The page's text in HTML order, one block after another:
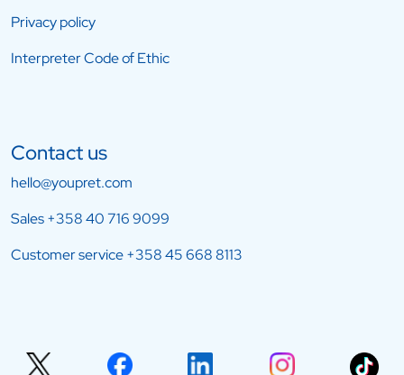
Privacy policy
Interpreter Code of Ethic
Contact us
hello@youpret.com
Sales+358 40 716 9099
Customer service+358 45 668 8113